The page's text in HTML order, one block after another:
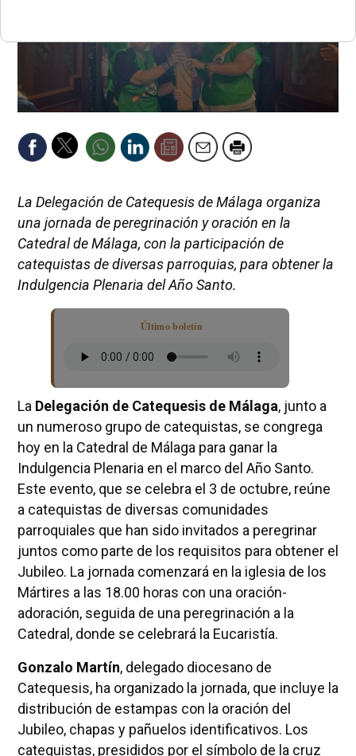
La Delegación de Catequesis de Málaga organiza
una jornada de peregrinación y oración en la
Catedral de Málaga, con la participación de
catequistas de diversas parroquias, para obtener la
Indulgencia Plenaria del Año Santo.
Último boletín
La Delegación de Catequesis de Málaga, junto a
un numeroso grupo de catequistas, se congrega
hoy en la Catedral de Málaga para ganar la
Indulgencia Plenaria en el marco del Año Santo.
Este evento, que se celebra el 3 de octubre, reúne
a catequistas de diversas comunidades
parroquiales que han sido invitados a peregrinar
juntos como parte de los requisitos para obtener el
Jubileo. La jornada comenzará en la iglesia de los
Mártires a las 18.00 horas con una oración-
adoración, seguida de una peregrinación a la
Catedral, donde se celebrará la Eucaristía.
Gonzalo Martín, delegado diocesano de
Catequesis, ha organizado la jornada, que incluye la
distribución de estampas con la oración del
Jubileo, chapas y pañuelos identificativos. Los
catequistas, presididos por el símbolo de la cruz